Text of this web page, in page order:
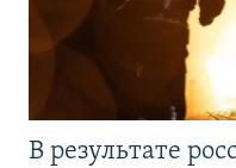
В результате